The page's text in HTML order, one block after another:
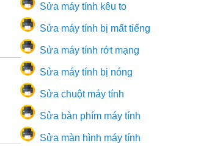
Sửa máy tính kêu to
Sửa máy tính bị mất tiếng
Sửa máy tính rớt mạng
Sửa máy tính bị nóng
Sửa chuột máy tính
Sửa bàn phím máy tính
Sửa màn hình máy tính